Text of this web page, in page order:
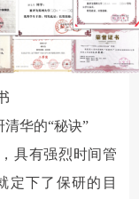
清华的“秘诀”
具有强烈时间管
定下了保研的目